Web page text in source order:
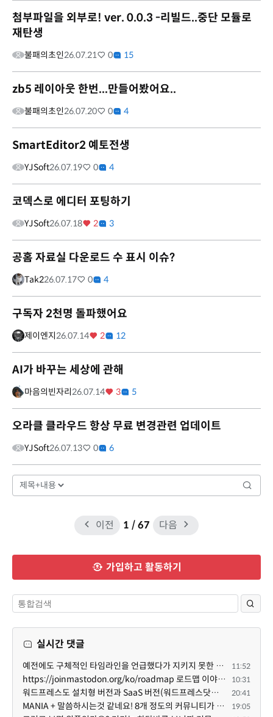
첨부파일을 외부로! ver. 0.0.3 -리빌드..중단 모듈로
재탄생
불패의초인26.07.21 0 15
zb5 레이아웃 한번...만들어봤어요..
불패의초인26.07.20 0 4
SmartEditor2 예토전생
YJSoft26.07.19 0 4
코덱스로 에디터 포팅하기
YJSoft26.07.18 2 3
공홈 자료실 다운로드 수 표시 이슈?
Tak226.07.17 0 4
구독자 2천명 돌파했어요
제이엔지26.07.14 2 12
AI가 바꾸는 세상에 관해
마음의빈자리26.07.14 3 5
오라클 클라우드 항상 무료 변경관련 업데이트
YJSoft26.07.13 0 6
이전 1 / 67 다음
가입하고 활동하기
실시간 댓글
예전에도 구체적인 타임라인을 언급했다가 지키지 못한 것에 죄송한 마음이 있다 보니 (코어 개발/운영 자체... 11:52
https://joinmastodon.org/ko/roadmap 로드맵 이야기가 나온김에 적자면 공홈에 대략적인 로드맵이 공개되어... 10:31
워드프레스도 설치형 버전과 SaaS 버전(워드프레스닷컴)은 다른 점이 많습니다. SaaS로 제공한다면 GPL 라이... 20:41
MANIA + 말씀하시는것 같네요! 8개 정도의 커뮤니티가 저 MANIA+ 기반으로 구축된거로 알고 있습니다. SaaS ... 19:05